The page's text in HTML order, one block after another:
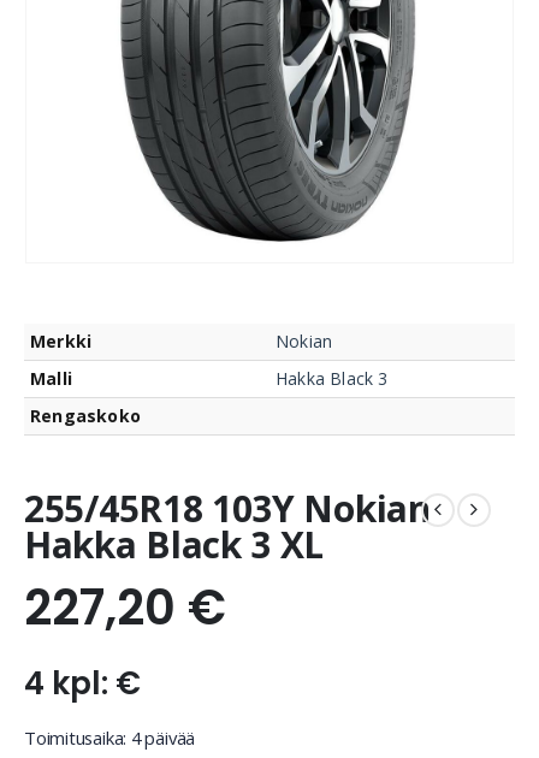
Merkki
Nokian
Malli
Hakka Black 3
Rengaskoko
255/45R18 103Y Nokian
Hakka Black 3 XL
227,20 €
4 kpl: €
Toimitusaika: 4 päivää